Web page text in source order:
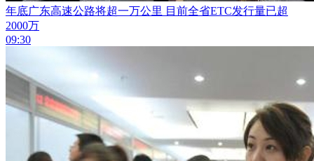
年底广东高速公路将超一万公里 目前全省ETC发行量已超
2000万
09:30